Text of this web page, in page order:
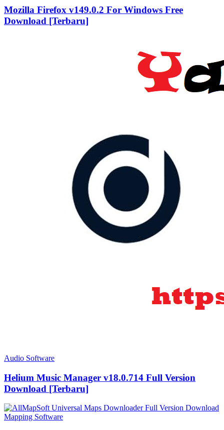
Mozilla Firefox v149.0.2 For Windows Free
Download [Terbaru]
Audio Software
Helium Music Manager v18.0.714 Full Version
Download [Terbaru]
Mapping Software